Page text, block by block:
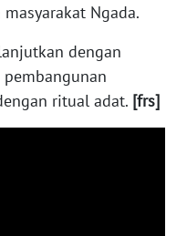
Ngada.
dengan
ritual adat. [frs]